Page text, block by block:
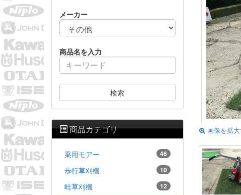
画像を拡
メーカー
商品名を入力
検索
商品カテゴリ
乗用モアー 46
歩行草刈機 10
畦草刈機 12